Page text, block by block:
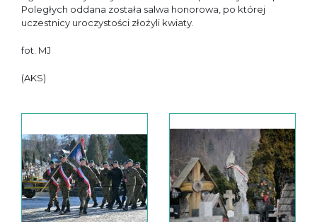
Poległych oddana została salwa honorowa, po której
uczestnicy uroczystości złożyli kwiaty.
fot. MJ
(AKS)